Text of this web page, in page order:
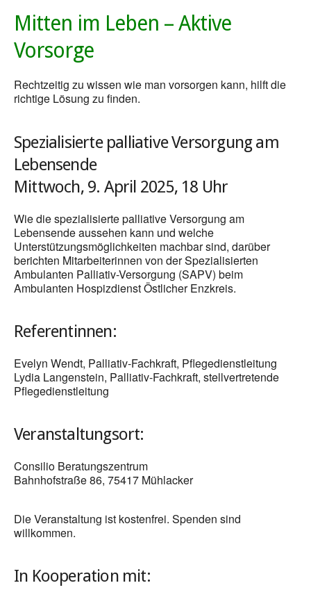
Mitten im Leben – Aktive
Vorsorge
Rechtzeitig zu wissen wie man vorsorgen kann, hilft die
richtige Lösung zu finden.
Spezialisierte palliative Versorgung am
Lebensende
Mittwoch, 9. April 2025, 18 Uhr
Wie die spezialisierte palliative Versorgung am
Lebensende aussehen kann und welche
Unterstützungsmöglichkeiten machbar sind, darüber
berichten Mitarbeiterinnen von der Spezialisierten
Ambulanten Palliativ-Versorgung (SAPV) beim
Ambulanten Hospizdienst Östlicher Enzkreis.
Referentinnen:
Evelyn Wendt, Palliativ-Fachkraft, Pflegedienstleitung
Lydia Langenstein, Palliativ-Fachkraft, stellvertretende
Pflegedienstleitung
Veranstaltungsort:
Consilio Beratungszentrum
Bahnhofstraße 86, 75417 Mühlacker
Die Veranstaltung ist kostenfrei. Spenden sind
willkommen.
In Kooperation mit: